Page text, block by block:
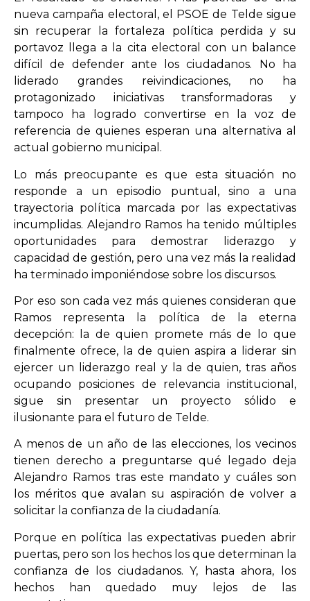
nueva campaña electoral, el PSOE de Telde sigue
sin recuperar la fortaleza política perdida y su
portavoz llega a la cita electoral con un balance
difícil de defender ante los ciudadanos. No ha
liderado grandes reivindicaciones, no ha
protagonizado iniciativas transformadoras y
tampoco ha logrado convertirse en la voz de
referencia de quienes esperan una alternativa al
actual gobierno municipal.
Lo más preocupante es que esta situación no
responde a un episodio puntual, sino a una
trayectoria política marcada por las expectativas
incumplidas. Alejandro Ramos ha tenido múltiples
oportunidades para demostrar liderazgo y
capacidad de gestión, pero una vez más la realidad
ha terminado imponiéndose sobre los discursos.
Por eso son cada vez más quienes consideran que
Ramos representa la política de la eterna
decepción: la de quien promete más de lo que
finalmente ofrece, la de quien aspira a liderar sin
ejercer un liderazgo real y la de quien, tras años
ocupando posiciones de relevancia institucional,
sigue sin presentar un proyecto sólido e
ilusionante para el futuro de Telde.
A menos de un año de las elecciones, los vecinos
tienen derecho a preguntarse qué legado deja
Alejandro Ramos tras este mandato y cuáles son
los méritos que avalan su aspiración de volver a
solicitar la confianza de la ciudadanía.
Porque en política las expectativas pueden abrir
puertas, pero son los hechos los que determinan la
confianza de los ciudadanos. Y, hasta ahora, los
hechos han quedado muy lejos de las